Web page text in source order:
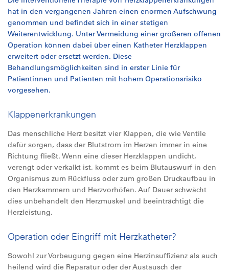
hat in den vergangenen Jahren einen enormen Aufschwung
genommen und befindet sich in einer stetigen
Weiterentwicklung. Unter Vermeidung einer größeren offenen
Operation können dabei über einen Katheter Herzklappen
erweitert oder ersetzt werden. Diese
Behandlungsmöglichkeiten sind in erster Linie für
Patientinnen und Patienten mit hohem Operationsrisiko
vorgesehen.
Klappenerkrankungen
Das menschliche Herz besitzt vier Klappen, die wie Ventile
dafür sorgen, dass der Blutstrom im Herzen immer in eine
Richtung fließt. Wenn eine dieser Herzklappen undicht,
verengt oder verkalkt ist, kommt es beim Blutauswurf in den
Organismus zum Rückfluss oder zum großen Druckaufbau in
den Herzkammern und Herzvorhöfen. Auf Dauer schwächt
dies unbehandelt den Herzmuskel und beeinträchtigt die
Herzleistung.
Operation oder Eingriff mit Herzkatheter?
Sowohl zur Vorbeugung gegen eine Herzinsuffizienz als auch
heilend wird die Reparatur oder der Austausch der